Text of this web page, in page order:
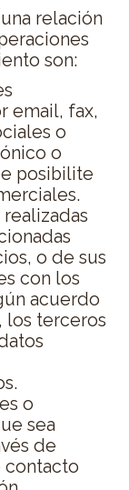
relación
son:
email, fax,
o
o
posibilite
o de sus
con los
acuerdo
los terceros
o
sea
de
contacto